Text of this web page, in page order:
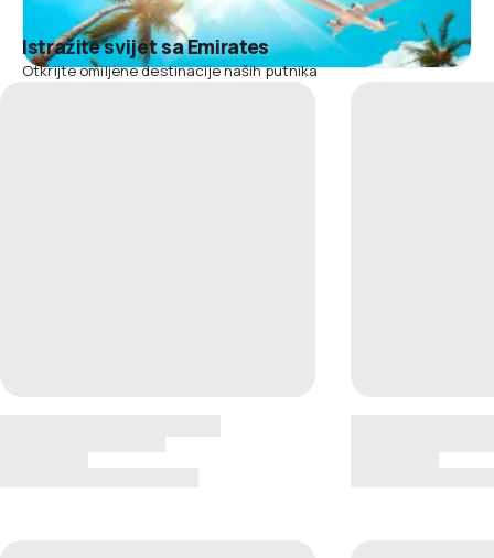
Istražite svijet sa Emirates
Otkrijte omiljene destinacije naših putnika